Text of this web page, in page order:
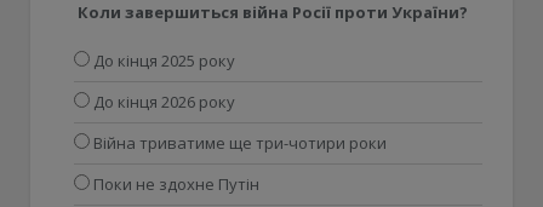
Коли завершиться війна Росії проти України?
До кінця 2025 року
До кінця 2026 року
Війна триватиме ще три-чотири роки
Поки не здохне Путін